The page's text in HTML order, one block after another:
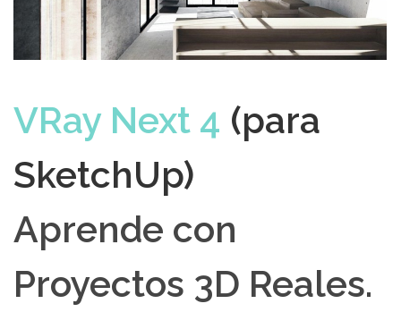
VRay Next 4 (para
SketchUp)
Aprende con
Proyectos 3D Reales.